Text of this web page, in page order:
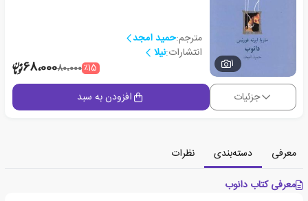
1
مترجم:حمید امجد
انتشارات:نیلا
٪1580،00068،000
جزئیات افزودن به سبد
معرفی دسته‌بندی
نظرات
معرفی کتاب دانوب